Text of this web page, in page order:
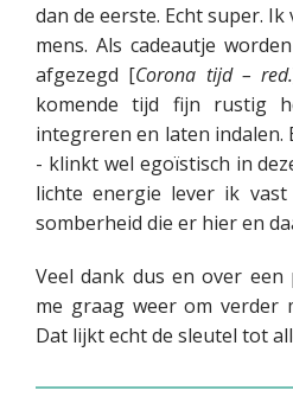
dan de eerste. Echt super.
mens. Als cadeautje
afgezegd [Corona tijd – red.
komende tijd fijn rustig
integreren en laten indalen.
- klinkt wel egoïstisch in
lichte energie lever ik
somberheid die er hier en
Veel dank dus en over
me graag weer om verder
Dat lijkt echt de sleutel tot